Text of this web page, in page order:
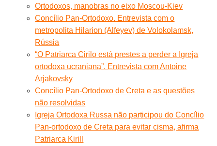
Ortodoxos, manobras no eixo Moscou-Kiev
Concílio Pan-Ortodoxo. Entrevista com o
metropolita Hilarion (Alfeyev) de Volokolamsk,
Rússia
“O Patriarca Cirilo está prestes a perder a Igreja
ortodoxa ucraniana”. Entrevista com Antoine
Arjakovsky
Concílio Pan-Ortodoxo de Creta e as questões
não resolvidas
Igreja Ortodoxa Russa não participou do Concílio
Pan-ortodoxo de Creta para evitar cisma, afirma
Patriarca Kirill